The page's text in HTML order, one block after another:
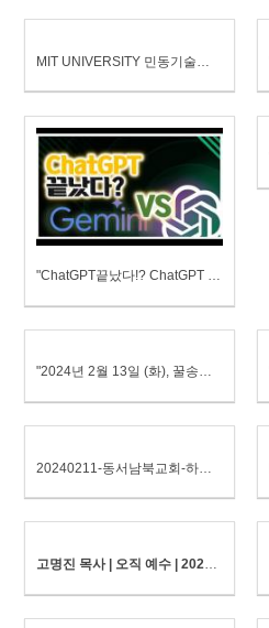
MIT UNIVERSITY 민동기술대학 소개
"ChatGPT끝났다!? ChatGPT VS Google Gemini"
"2024년 2월 13일 (화), 꿀송이보약QT (민22-25)
고명진 목사 | 오직 예수 | 2024.1.28"